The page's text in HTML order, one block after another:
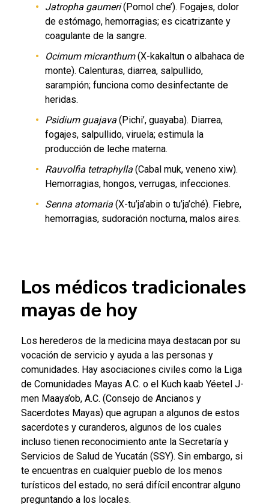
Jatropha gaumeri(Pomol che’). Fogajes, dolor
de estómago, hemorragias; es cicatrizante y
coagulante de la sangre.
Ocimum micranthum(X-kakaltun o albahaca de
monte). Calenturas, diarrea, salpullido,
sarampión; funciona como desinfectante de
heridas.
Psidium guajava (Pichi’, guayaba). Diarrea,
fogajes, salpullido, viruela; estimula la
producción de leche materna.
Rauvolfia tetraphylla (Cabal muk, veneno xiw).
Hemorragias, hongos, verrugas, infecciones.
Senna atomaria (X-tu’ja’abin o tu’ja’ché). Fiebre,
hemorragias, sudoración nocturna, malos aires.
Los médicos tradicionales
mayas de hoy
Los herederos de la medicina maya destacan por su
vocación de servicio y ayuda a las personas y
comunidades. Hay asociaciones civiles como la Liga
de Comunidades Mayas A.C. o el Kuch kaab Yéetel J-
men Maaya’ob, A.C. (Consejo de Ancianos y
Sacerdotes Mayas) que agrupan a algunos de estos
sacerdotes y curanderos, algunos de los cuales
incluso tienen reconocimiento ante la Secretaría y
Servicios de Salud de Yucatán (SSY). Sin embargo, si
te encuentras en cualquier pueblo de los menos
turísticos del estado, no será difícil encontrar alguno
preguntando a los locales.